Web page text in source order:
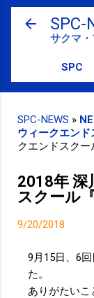
スキ
SPC-
サクマ・
SPC
SPC-NEWS »
ウィークエン
クエンドスク
2018年 深
スクール
9/20/2018
9月15日、6
た。
ありがたいこ